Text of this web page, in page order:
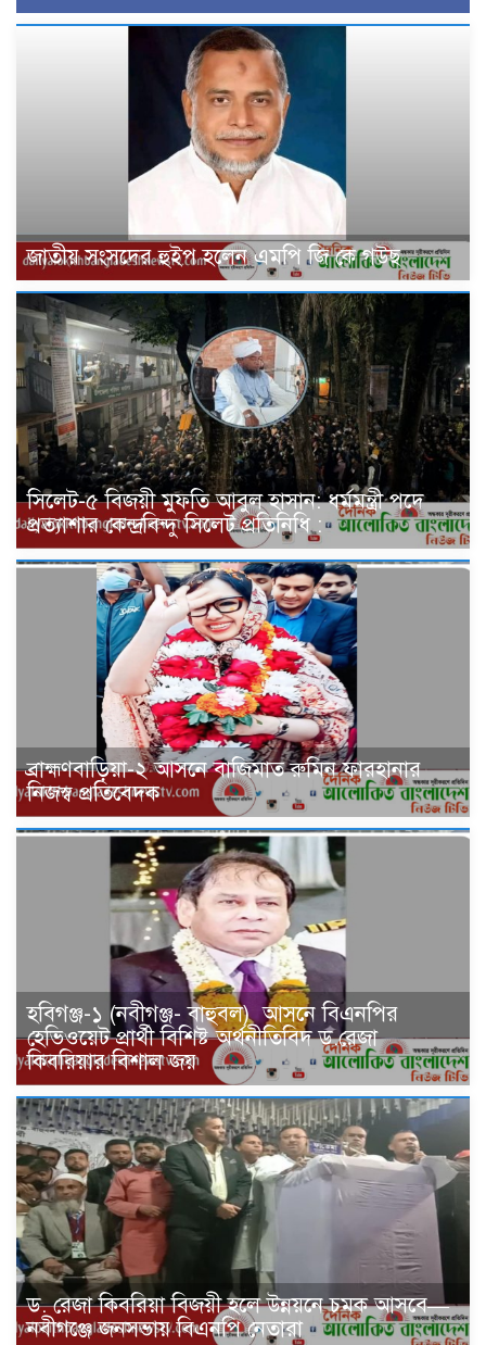
জাতীয় সংসদের হুইপ হলেন এমপি জি কে গউছ
সিলেট-৫ বিজয়ী মুফতি আবুল হাসান: ধর্মমন্ত্রী পদে
প্রত্যাশার কেন্দ্রবিন্দু সিলেট প্রতিনিধি :
ব্রাহ্মণবাড়িয়া-২ আসনে বাজিমাত রুমিন ফারহানার
নিজস্ব প্রতিবেদক
হবিগঞ্জ-১ (নবীগঞ্জ- বাহুবল) আসনে বিএনপির
হেভিওয়েট প্রার্থী বিশিষ্ট অর্থনীতিবিদ ড.রেজা
কিবরিয়ার বিশাল জয়
ড. রেজা কিবরিয়া বিজয়ী হলে উন্নয়নে চমক আসবে—
নবীগঞ্জে জনসভায় বিএনপি নেতারা